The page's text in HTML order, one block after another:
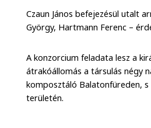
Czaun János befejezésül utalt
György, Hartmann Ferenc –
A konzorcium feladata lesz a
átrakóállomás a társulás négy
komposztáló Balatonfüreden,
területén.